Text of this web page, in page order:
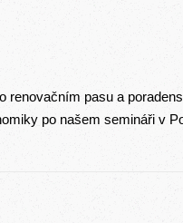
renovačním pasu a
po našem semináři v